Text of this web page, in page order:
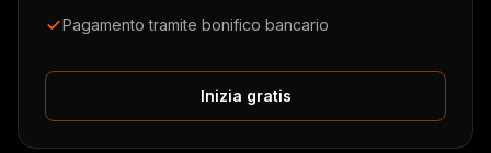
Pagamento tramite bonifico bancario
Inizia gratis